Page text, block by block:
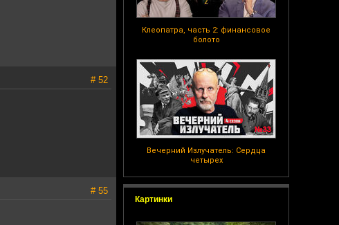
Клеопатра, часть 2: финансовое
болото
Вечерний Излучатель: Сердца
четырех
Картинки
# 52
# 55